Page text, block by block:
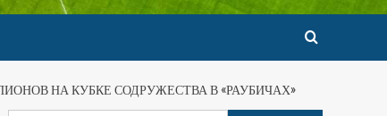
НА КУБКЕ СОДРУЖЕСТВА В «РАУБИЧАХ»